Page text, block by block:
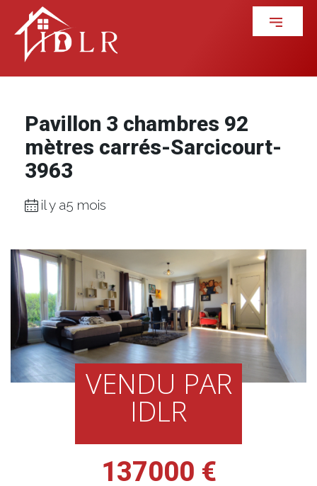
Pavillon 3 chambres 92
mètres carrés-Sarcicourt-
3963
il y a5 mois
VENDU PAR
IDLR
137000 €